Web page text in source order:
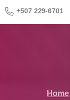
+507 229-6701
Home